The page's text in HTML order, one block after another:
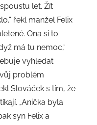
let. Žít
řekl manžel Felix
Ona si to
má tu nemoc,“
vyhledat
problém
Slováček s tím, že
„Anička byla
syn Felix a